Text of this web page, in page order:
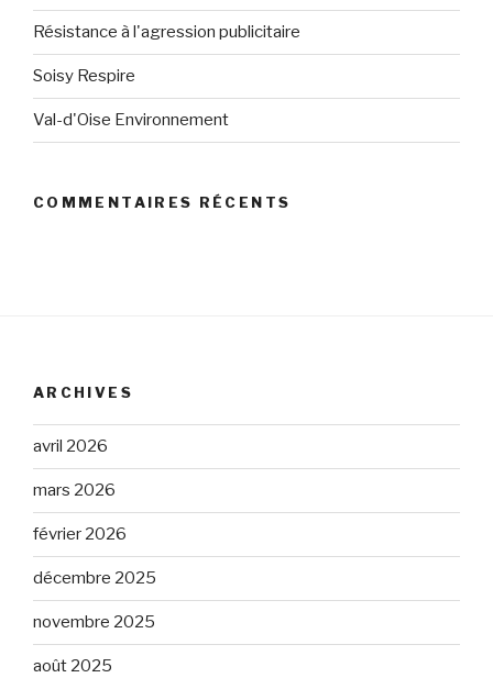
Résistance à l'agression publicitaire
Soisy Respire
Val-d'Oise Environnement
COMMENTAIRES RÉCENTS
ARCHIVES
avril 2026
mars 2026
février 2026
décembre 2025
novembre 2025
août 2025